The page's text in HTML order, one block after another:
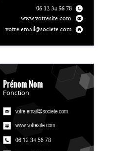
06 12 34 56 78
www.votresite.com
votre.email@societe.com
06 12 34 56 78
www.votresite.com
Fonction
votre.email@societe.com
Prénom Nom